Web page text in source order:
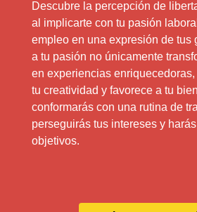
Descubre la percepción de
al implicarte con tu pasión
empleo en una expresión de tus
a tu pasión no únicamente
en experiencias
tu creatividad y favorece a tu
conformarás con una rutina de
perseguirás tus intereses y
objetivos.